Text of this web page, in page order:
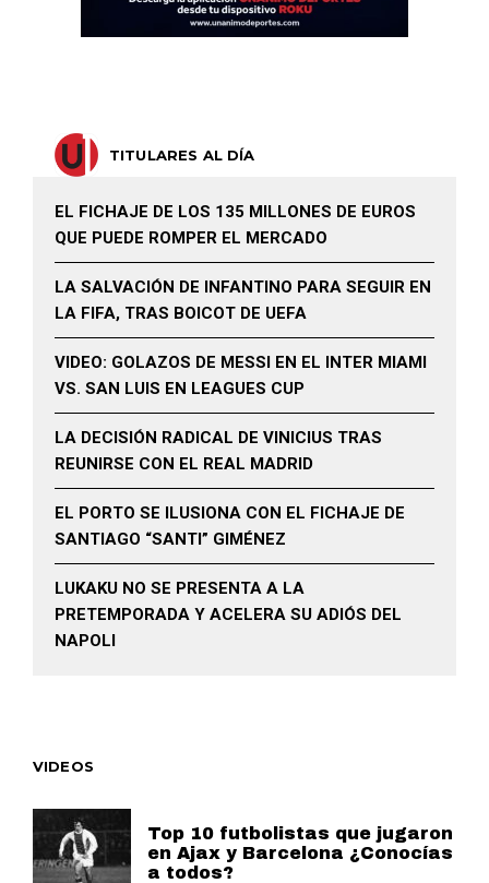
TITULARES AL DÍA
EL FICHAJE DE LOS 135 MILLONES DE EUROS
QUE PUEDE ROMPER EL MERCADO
LA SALVACIÓN DE INFANTINO PARA SEGUIR EN
LA FIFA, TRAS BOICOT DE UEFA
VIDEO: GOLAZOS DE MESSI EN EL INTER MIAMI
VS. SAN LUIS EN LEAGUES CUP
LA DECISIÓN RADICAL DE VINICIUS TRAS
REUNIRSE CON EL REAL MADRID
EL PORTO SE ILUSIONA CON EL FICHAJE DE
SANTIAGO “SANTI” GIMÉNEZ
LUKAKU NO SE PRESENTA A LA
PRETEMPORADA Y ACELERA SU ADIÓS DEL
NAPOLI
VIDEOS
Top 10 futbolistas que jugaron
en Ajax y Barcelona ¿Conocías
a todos?